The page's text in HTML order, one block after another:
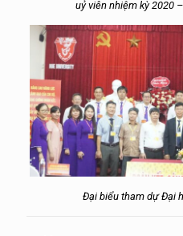
uỷ viên nhiệm kỳ 2020
Đại biểu tham dự Đại